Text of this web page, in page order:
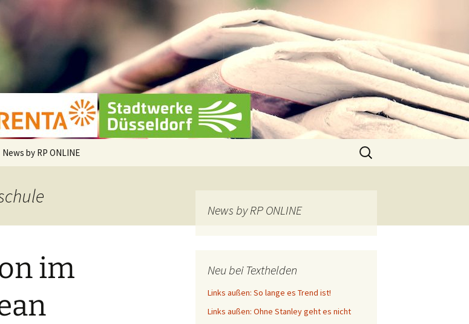
News by RP ONLINE
Suchen
nach:
im
News by RP ONLINE
Neu bei Texthelden
Links außen: So lange es Trend ist!
Links außen: Ohne Stanley geht es nicht